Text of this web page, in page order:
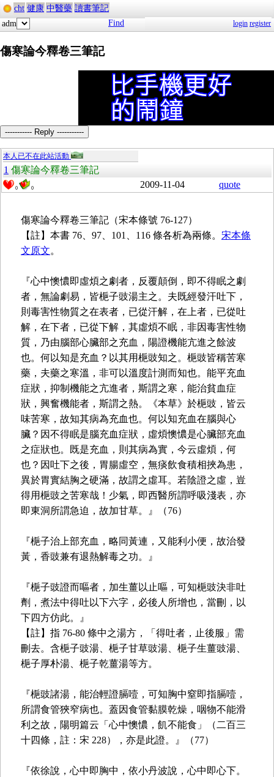
cht 健康 中醫藥 讀書筆記
adm
Find login register
傷寒論今釋卷三筆記
----------- Reply -----------
本人已不在此站活動
1 傷寒論今釋卷三筆記
0 0 2009-11-04 quote
傷寒論今釋卷三筆記（宋本條號 76-127）
【註】本書 76、97、101、116 條各析為兩條。 宋本條
文原文。
『心中懊憹即虛煩之劇者，反覆顛倒，即不得眠之劇
者，無論劇易，皆梔子豉湯主之。夫既經發汗吐下，
則毒害性物質之在表者，已從汗解，在上者，已從吐
解，在下者，已從下解，其虛煩不眠，非因毒害性物
質，乃由腦部心臟部之充血，陽證機能亢進之餘波
也。何以知是充血？以其用梔豉知之。梔豉皆稱苦寒
藥，夫藥之寒溫，非可以溫度計測而知也。能平充血
症狀，抑制機能之亢進者，斯謂之寒，能治貧血症
狀，興奮機能者，斯謂之熱。《本草》於梔豉，皆云
味苦寒，故知其病為充血也。何以知充血在腦與心
臟？因不得眠是腦充血症狀，虛煩懊憹是心臟部充血
之症狀也。既是充血，則其病為實，今云虛煩，何
也？因吐下之後，胃腸虛空，無痰飲食積相挾為患，
異於胃實結胸之硬滿，故謂之虛耳。若陰證之虛，豈
得用梔豉之苦寒哉！少氣，即西醫所謂呼吸淺表，亦
即東洞所謂急迫，故加甘草。』（76）
『梔子治上部充血，略同黃連，又能利小便，故治發
黃，香豉兼有退熱解毒之功。』
『梔子豉證而嘔者，加生薑以止嘔，可知梔豉決非吐
劑，煮法中得吐以下六字，必後人所增也，當刪，以
下四方仿此。』
【註】指 76-80 條中之湯方，「得吐者，止後服」需
刪去。含梔子豉湯、梔子甘草豉湯、梔子生薑豉湯、
梔子厚朴湯、梔子乾薑湯等方。
『梔豉諸湯，能治輕證膈噎，可知胸中窒即指膈噎，
所謂食管狹窄病也。蓋因食管黏膜乾燥，咽物不能滑
利之故，陽明篇云「心中懊憹，飢不能食」（二百三
十四條，註：宋 228），亦是此證。』（77）
『依徐說，心中即胸中，依小丹波說，心中即心下。